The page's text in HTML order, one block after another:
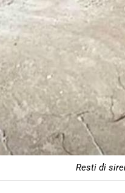
Resti di